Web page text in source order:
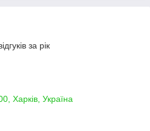
за рік
Харків, Україна